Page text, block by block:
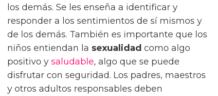
los demás. Se les enseña a identificar y
responder a los sentimientos de sí mismos y
de los demás. También es importante que los
niños entiendan la sexualidad como algo
positivo y saludable, algo que se puede
disfrutar con seguridad. Los padres, maestros
y otros adultos responsables deben